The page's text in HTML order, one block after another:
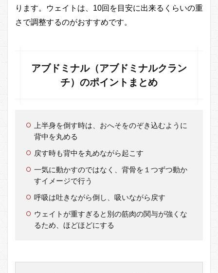
ります。ウェイトは、10回を目安に出来るくらいの重
さで調整するのがおすすめです。
アブドミナル（アブドミナルクラン
チ）のポイントまとめ
上半身を倒す時は、おへそをのぞき込むように
背中を丸める
戻す時も背中を丸めながら起こす
一気に動かすのではなく、背骨を１つずつ動か
すイメージで行う
呼吸は吐きながら倒し、吸いながら戻す
ウェイトが重すぎると別の筋肉の関与が強くな
るため、ほどほどにする